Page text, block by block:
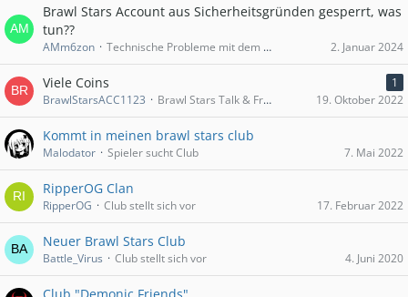
Brawl Stars Account aus Sicherheitsgründen gesperrt, was
tun??
AMm6zon Technische Probleme mit dem Spiel 2. Januar 2024
Viele Coins
1
BrawlStarsACC1123
Brawl Stars Talk & Fragen zum Spiel 19. Oktober 2022
Kommt in meinen brawl stars club
Malodator Spieler sucht Club 7. Mai 2022
RipperOG Clan
RipperOG Club stellt sich vor 17. Februar 2022
Neuer Brawl Stars Club
Battle_Virus Club stellt sich vor 4. Juni 2020